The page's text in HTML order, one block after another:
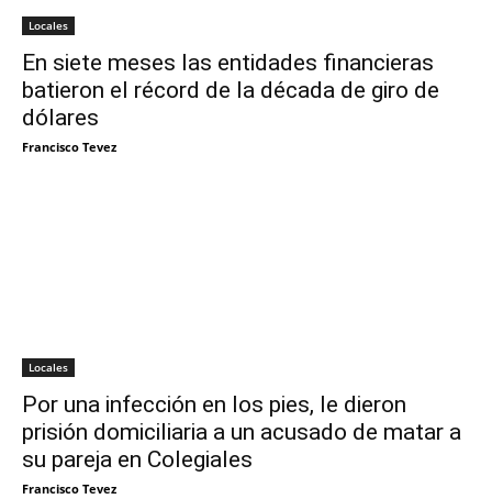
Locales
En siete meses las entidades financieras
batieron el récord de la década de giro de
dólares
Francisco Tevez
Locales
Por una infección en los pies, le dieron
prisión domiciliaria a un acusado de matar a
su pareja en Colegiales
Francisco Tevez